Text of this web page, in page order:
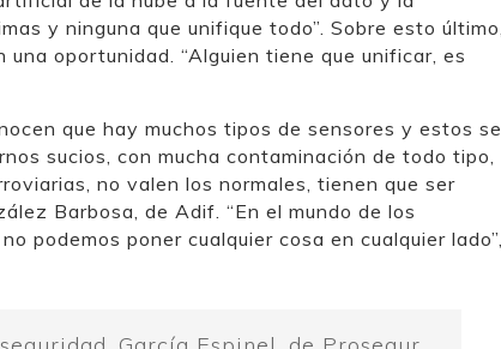
y ninguna que unifique todo”. Sobre esto último,
oportunidad. “Alguien tiene que unificar, es
que hay muchos tipos de sensores y estos se
sucios, con mucha contaminación de todo tipo,
no valen los normales, tienen que ser
Barbosa, de Adif. “En el mundo de los
podemos poner cualquier cosa en cualquier lado”,